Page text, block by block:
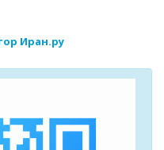
Иран.ру